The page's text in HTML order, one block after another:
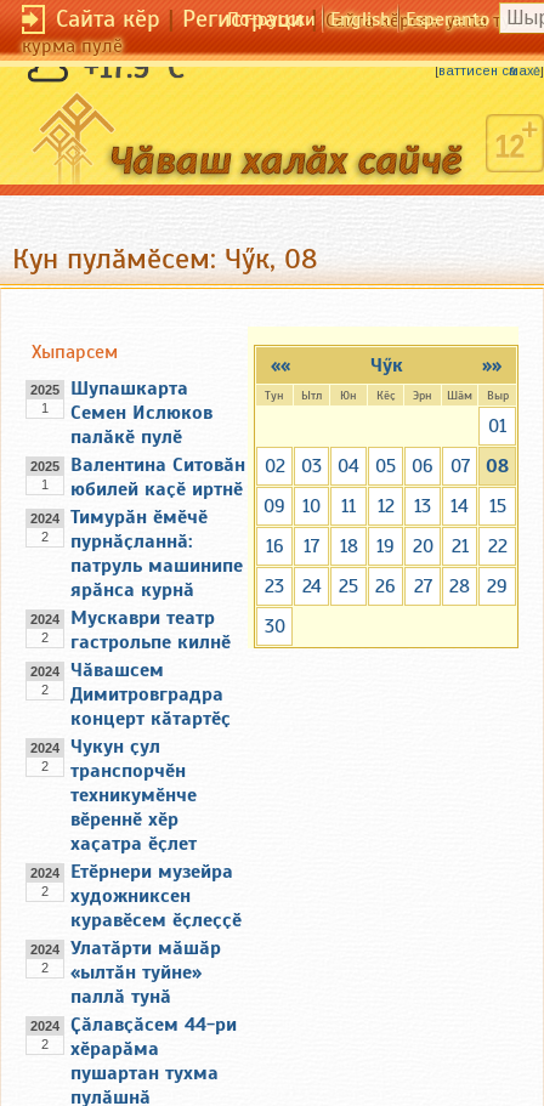
Сайта кӗр|Регистраци|Сайта кӗрсен унпа
курма пулӗ
По-русски English Esperanto
+17.9 °C Пушӑ пучах каҫӑр пулать.
[ваттисен сӑмахӗ]
Кун пулӑмӗсем: Чӳк, 08
»»
«« Чӳк
Тун Ытл Юн Кӗҫ Эрн Шӑм Выр
01
02
03 04 05 06 07
08
09
10 11 12 13 14
15
16
17 18 19 20 21
22
23
24 25 26 27 28
29
30
Хыпарсем
2025
1
Шупашкарта
Семен Ислюков
палӑкӗ пулӗ
2025
1
Валентина Ситовӑн
юбилей каҫӗ иртнӗ
2024
2
Тимурӑн ӗмӗчӗ
пурнӑҫланнӑ:
патруль машинипе
ярӑнса курнӑ
2024
2
Мускаври театр
гастрольпе килнӗ
2024
2
Чӑвашсем
Димитровградра
концерт кӑтартӗҫ
2024
2
Чукун ҫул
транспорчӗн
техникумӗнче
вӗреннӗ хӗр
хаҫатра ӗҫлет
2024
2
Етӗрнери музейра
художниксен
куравӗсем ӗҫлеҫҫӗ
2024
2
Улатӑрти мӑшӑр
«ылтӑн туйне»
паллӑ тунӑ
2024
2
Ҫӑлавҫӑсем 44-ри
хӗрарӑма
пушартан тухма
пулӑшнӑ